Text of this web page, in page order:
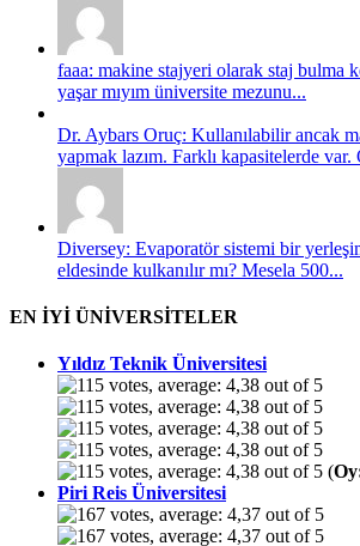
faaa: makine stajyeri olarak staj bulma
yaşar mıyım üniversite mezunu...
Dr. Aybars Oruç: Kullanılabilir ancak
yapmak lazım. Farklı kapasitelerde var.
Diversey: Evaporatör sistemi bir
eldesinde kulkanılır mı? Mesela 500...
EN İYİ ÜNİVERSİTELER
Yıldız Teknik Üniversitesi
(
Piri Reis Üniversitesi